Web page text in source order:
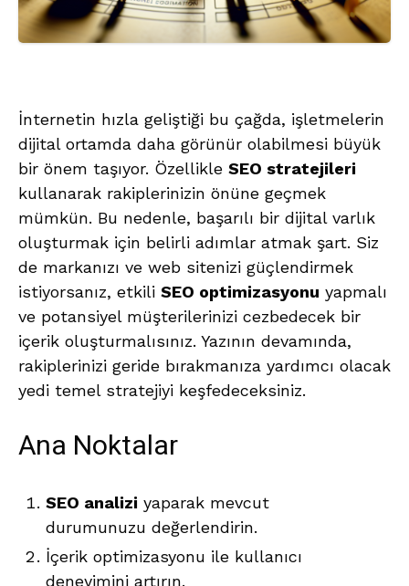
İnternetin hızla geliştiği bu çağda, işletmelerin
dijital ortamda daha görünür olabilmesi büyük
bir önem taşıyor. Özellikle SEO stratejileri
kullanarak rakiplerinizin önüne geçmek
mümkün. Bu nedenle, başarılı bir dijital varlık
oluşturmak için belirli adımlar atmak şart. Siz
de markanızı ve web sitenizi güçlendirmek
istiyorsanız, etkili SEO optimizasyonu yapmalı
ve potansiyel müşterilerinizi cezbedecek bir
içerik oluşturmalısınız. Yazının devamında,
rakiplerinizi geride bırakmanıza yardımcı olacak
yedi temel stratejiyi keşfedeceksiniz.
Ana Noktalar
SEO analizi yaparak mevcut
durumunuzu değerlendirin.
İçerik optimizasyonu ile kullanıcı
deneyimini artırın.